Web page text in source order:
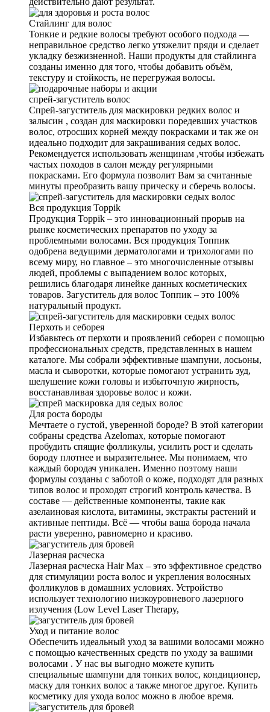
Стайлинг для волос
Тонкие и редкие волосы требуют особого подхода —
неправильное средство легко утяжелит пряди и сделает
укладку безжизненной. Наши продукты для стайлинга
созданы именно для того, чтобы добавить объём,
текстуру и стойкость, не перегружая волосы.
спрей-загуститель волос
Спрей-загуститель для маскировки редких волос и
залысин , создан для маскировки поредевших участков
волос, отросших корней между покрасками и так же он
идеально подходит для закрашивания седых волос.
Рекомендуется использовать женщинам ,чтобы избежать
частых походов в салон между регулярными
покрасками. Его формула позволит Вам за считанные
минуты преобразить вашу прическу и сберечь волосы.
Вся продукция Toppik
Продукция Toppik – это инновационный прорыв на
рынке косметических препаратов по уходу за
проблемными волосами. Вся продукция Топпик
одобрена ведущими дерматологами и трихологами по
всему миру, но главное – это многочисленные отзывы
людей, проблемы с выпадением волос которых,
решились благодаря линейке данных косметических
товаров. Загуститель для волос Топпик – это 100%
натуральный продукт.
Перхоть и себорея
Избавьтесь от перхоти и проявлений себореи с помощью
профессиональных средств, представленных в нашем
каталоге. Мы собрали эффективные шампуни, лосьоны,
масла и сыворотки, которые помогают устранить зуд,
шелушение кожи головы и избыточную жирность,
восстанавливая здоровье волос и кожи.
Для роста бороды
Мечтаете о густой, уверенной бороде? В этой категории
собраны средства Azelomax, которые помогают
пробудить спящие фолликулы, усилить рост и сделать
бороду плотнее и выразительнее. Мы понимаем, что
каждый бородач уникален. Именно поэтому наши
формулы созданы с заботой о коже, подходят для разных
типов волос и проходят строгий контроль качества. В
составе — действенные компоненты, такие как
азелаиновая кислота, витамины, экстракты растений и
активные пептиды. Всё — чтобы ваша борода начала
расти уверенно, равномерно и красиво.
Лазерная расческа
Лазерная расческа Hair Max – это эффективное средство
для стимуляции роста волос и укрепления волосяных
фолликулов в домашних условиях. Устройство
использует технологию низкоуровневого лазерного
излучения (Low Level Laser Therapy,
Уход и питание волос
Обеспечить идеальный уход за вашими волосами можно
с помощью качественных средств по уходу за вашими
волосами . У нас вы выгодно можете купить
специальные шампуни для тонких волос, кондиционер,
маску для тонких волос а также многое другое. Купить
косметику для ухода волос можно в любое время.